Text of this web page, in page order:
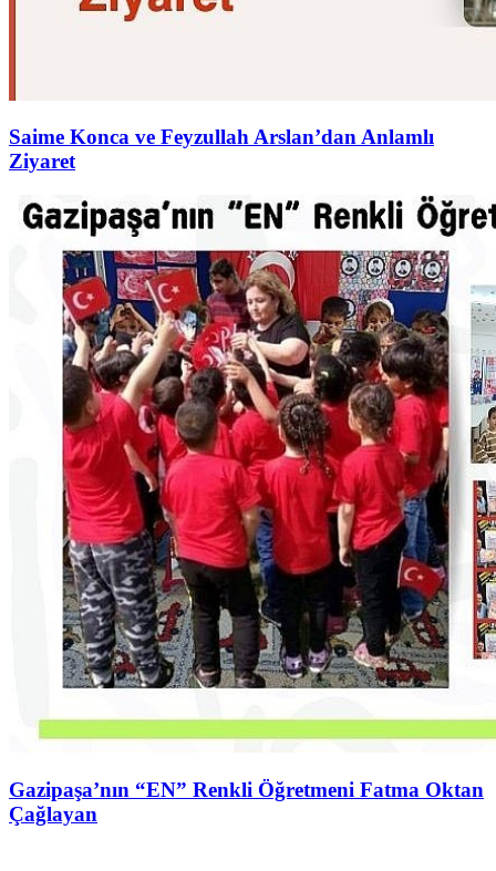
Saime Konca ve Feyzullah Arslan’dan Anlamlı
Ziyaret
Gazipaşa’nın “EN” Renkli Öğretmeni Fatma Oktan
Çağlayan